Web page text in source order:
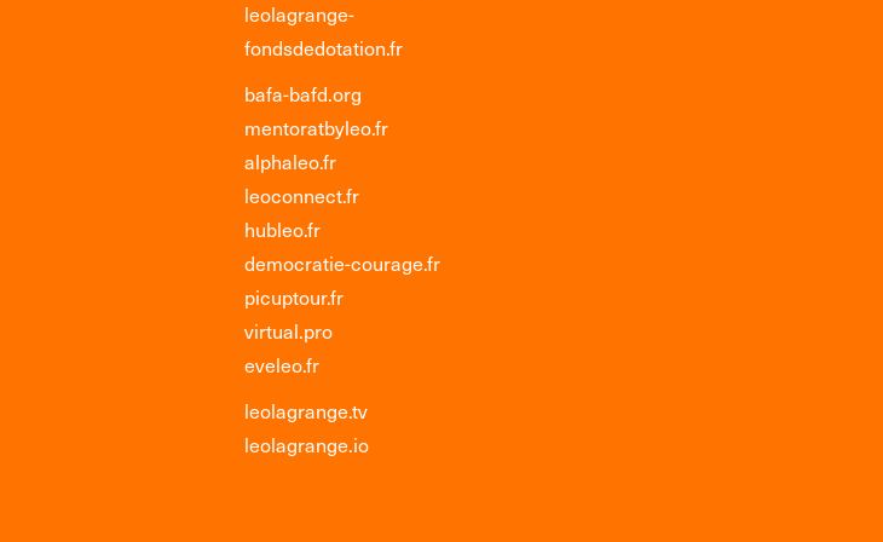
leolagrange-
fondsdedotation.fr
bafa-bafd.org
mentoratbyleo.fr
alphaleo.fr
leoconnect.fr
hubleo.fr
democratie-courage.fr
picuptour.fr
virtual.pro
eveleo.fr
leolagrange.tv
leolagrange.io